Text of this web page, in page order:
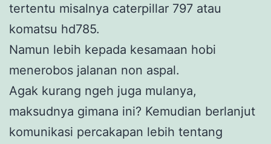
tertentu misalnya caterpillar 797 atau
komatsu hd785.
Namun lebih kepada kesamaan hobi
menerobos jalanan non aspal.
Agak kurang ngeh juga mulanya,
maksudnya gimana ini? Kemudian berlanjut
komunikasi percakapan lebih tentang